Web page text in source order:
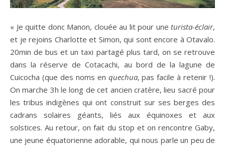
« Je quitte donc Manon, clouée au lit pour une turista-éclair,
et je rejoins Charlotte et Simon, qui sont encore à Otavalo.
20min de bus et un taxi partagé plus tard, on se retrouve
dans la réserve de Cotacachi, au bord de la lagune de
Cuicocha (que des noms en quechua, pas facile à retenir !).
On marche 3h le long de cet ancien cratère, lieu sacré pour
les tribus indigènes qui ont construit sur ses berges des
cadrans solaires géants, liés aux équinoxes et aux
solstices. Au retour, on fait du stop et on rencontre Gaby,
une jeune équatorienne adorable, qui nous parle un peu de